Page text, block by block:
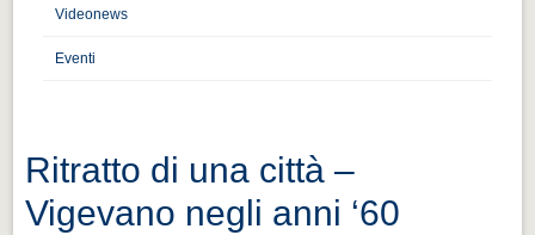
Distretto industriale
Muoversi a Vigevano
Cultura e turismo 4.0
PROGETTI
Videonews
Eventi
Ritratto di una città –
Vigevano negli anni ‘60